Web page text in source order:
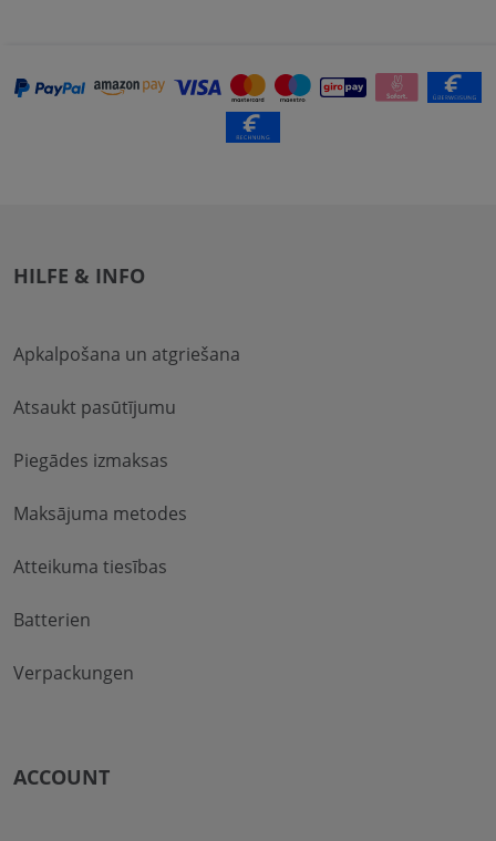
HILFE & INFO
Apkalpošana un atgriešana
Atsaukt pasūtījumu
Piegādes izmaksas
Maksājuma metodes
Atteikuma tiesības
Batterien
Verpackungen
ACCOUNT